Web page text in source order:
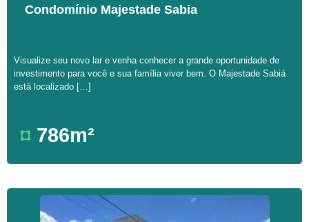
Condomínio Majestade Sabia
Visualize seu novo lar e venha conhecer a grande oportunidade de
investimento para você e sua família viver bem. O Majestade Sabiá
está localizado […]
786m²